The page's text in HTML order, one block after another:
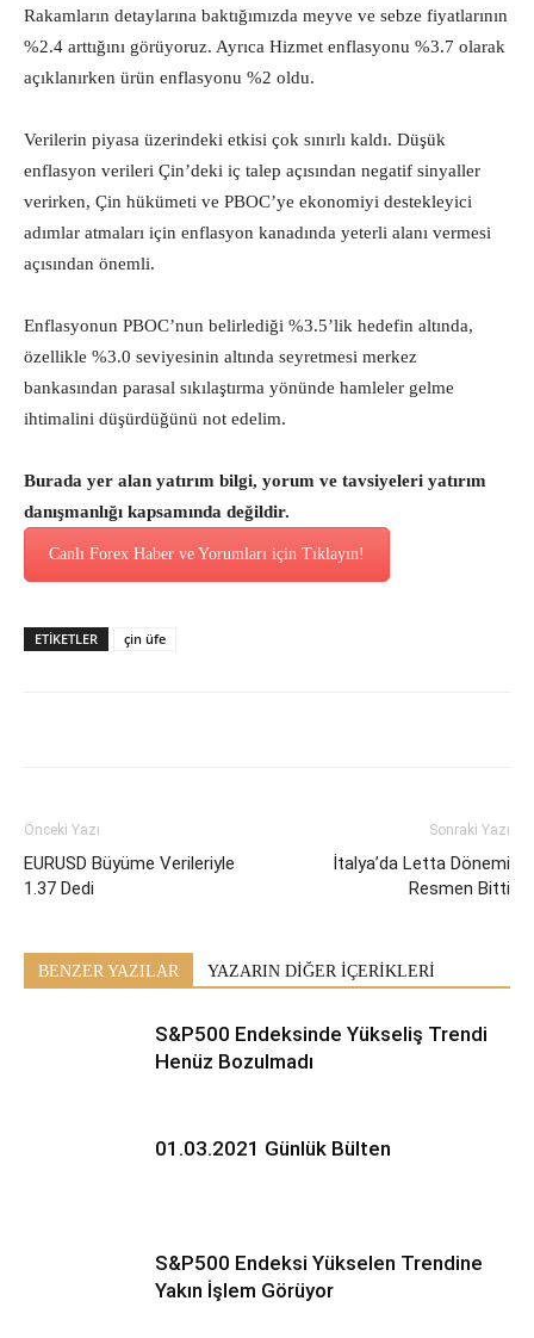
Rakamların detaylarına baktığımızda meyve ve sebze fiyatlarının
%2.4 arttığını görüyoruz. Ayrıca Hizmet enflasyonu %3.7 olarak
açıklanırken ürün enflasyonu %2 oldu.
Verilerin piyasa üzerindeki etkisi çok sınırlı kaldı. Düşük
enflasyon verileri Çin’deki iç talep açısından negatif sinyaller
verirken, Çin hükümeti ve PBOC’ye ekonomiyi destekleyici
adımlar atmaları için enflasyon kanadında yeterli alanı vermesi
açısından önemli.
Enflasyonun PBOC’nun belirlediği %3.5’lik hedefin altında,
özellikle %3.0 seviyesinin altında seyretmesi merkez
bankasından parasal sıkılaştırma yönünde hamleler gelme
ihtimalini düşürdüğünü not edelim.
Burada yer alan yatırım bilgi, yorum ve tavsiyeleri yatırım
danışmanlığı kapsamında değildir.
Canlı Forex Haber ve Yorumları için Tıklayın!
ETİKETLER çin üfe
Önceki Yazı
EURUSD Büyüme Verileriyle
1.37 Dedi
Sonraki Yazı
İtalya’da Letta Dönemi
Resmen Bitti
BENZER YAZILAR YAZARIN DİĞER İÇERİKLERİ
S&P500 Endeksinde Yükseliş Trendi
Henüz Bozulmadı
01.03.2021 Günlük Bülten
S&P500 Endeksi Yükselen Trendine
Yakın İşlem Görüyor